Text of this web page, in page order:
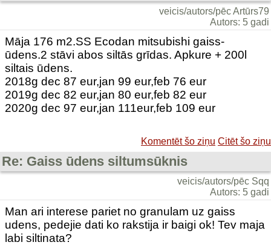
veicis/autors/pēc Artūrs79
Autors: 5 gadi
Māja 176 m2.SS Ecodan mitsubishi gaiss-
ūdens.2 stāvi abos siltās grīdas. Apkure + 200l
siltais ūdens.
2018g dec 87 eur,jan 99 eur,feb 76 eur
2019g dec 82 eur,jan 80 eur,feb 82 eur
2020g dec 97 eur,jan 111eur,feb 109 eur
Komentēt šo ziņu Citēt šo ziņu
Re: Gaiss ūdens siltumsūknis
veicis/autors/pēc Sqq
Autors: 5 gadi
Man ari interese pariet no granulam uz gaiss
udens, pedejie dati ko rakstija ir baigi ok! Tev maja
labi siltinata?